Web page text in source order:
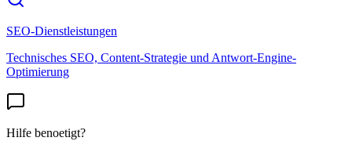
SEO-Dienstleistungen
Technisches SEO, Content-Strategie und Antwort-Engine-
Optimierung
Hilfe benoetigt?